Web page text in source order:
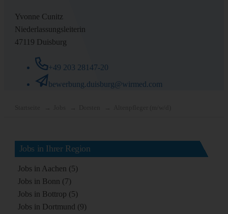
Yvonne Cunitz
Niederlassungsleiterin
47119 Duisburg
+49 203 28147-20
bewerbung.duisburg@wirmed.com
Jobs in Ihrer Region
Jobs in Aachen (5)
Jobs in Bonn (7)
Jobs in Bottrop (5)
Jobs in Dortmund (9)